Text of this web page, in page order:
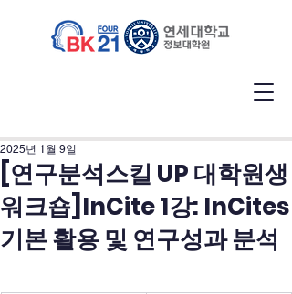
[연구분석스킬 UP 대학원생
워크숍]InCite 1강: InCites
기본 활용 및 연구성과 분석
2025년 1월 9일